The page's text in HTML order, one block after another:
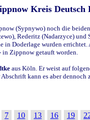
Kreis Deutsch
(Sypnywo) noch die
Rederitz (Nadarzyce)
Doderlage wurden errichtet.
Zippnow getauft worden.
aus Köln. Er weist auf
kann es aber
7 10 13 16 19